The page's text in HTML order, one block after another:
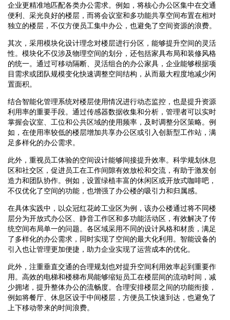
企业更精准地匹配各类办公需求。例如，将核心办公区集中在交通
便利、采光良好的楼层，而将会议室和多功能共享空间布置在相对
独立的楼层，不仅方便员工集中办公，也避免了空间资源的浪费。
其次，采用模块化设计理念对楼层进行分区，能够提升空间的灵活
性。模块化不仅涉及物理空间的划分，还包括家具布局和装修风格
的统一。通过可移动隔断、灵活组合的办公家具，企业能够根据项
目需求或团队规模变化快速调整空间结构，从而最大程度地减少闲
置面积。
结合智能化管理系统对楼层使用情况进行动态监控，也是提升资源
利用率的重要手段。通过传感器数据收集和分析，管理者可以实时
掌握会议室、工位和公共区域的使用频率，及时调整分区策略。例
如，在使用率较低的楼层增加共享办公区或引入创新型工作站，满
足多样化的办公需求。
此外，重视员工体验的空间设计能够间接提升效率。科学规划休息
区和社交区，促进员工在工作间隙有效放松和交流，有助于激发创
造力和团队协作。例如，设置绿植丰富的休闲区或开放式咖啡吧，
不仅优化了空间的功能，也增强了办公楼的吸引力和归属感。
在具体实践中，以众冠红花岭工业区为例，该办公楼通过将不同楼
层分为开放式办公区、静音工作区和多功能活动区，有效解决了传
统空间布局单一的问题。各区域采用不同的设计风格和材质，满足
了多样化的办公需求，同时实现了空间的最大化利用。智能设备的
引入也让管理更加便捷，助力企业实现了运营成本的优化。
此外，注重垂直交通的合理规划也对提升空间利用效率起到重要作
用。高效的电梯和楼梯布局能够缩短员工在楼层间的流动时间，减
少拥堵，提升整体办公的流畅度。合理安排楼层之间的功能衔接，
例如将餐厅、休息区设于中间楼层，方便员工快速到达，也避免了
上下移动带来的时间浪费。